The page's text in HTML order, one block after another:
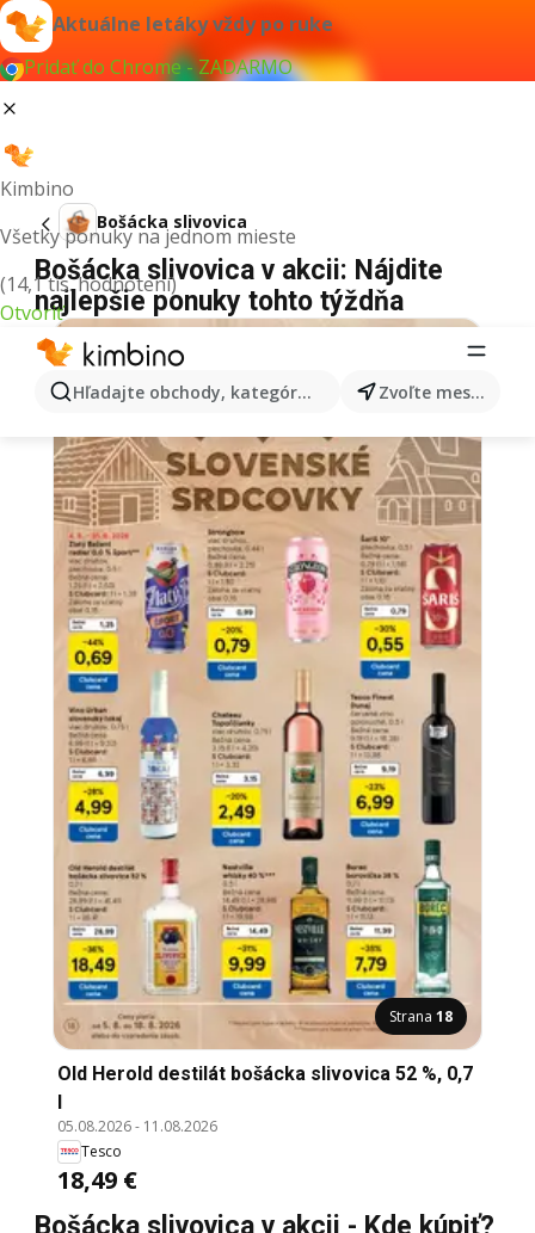
Aktuálne letáky vždy po ruke
Pridať do Chrome - ZADARMO
Kimbino
Všetky ponuky na jednom mieste
(14,1 tis. hodnotení)
Otvoriť
Hľadajte obchody, kategórie, produkty... Zvoľte mesto
Bošácka slivovica
Bošácka slivovica v akcii: Nájdite
najlepšie ponuky tohto týždňa
Strana 18
Old Herold destilát bošácka slivovica 52 %, 0,7
l
05.08.2026- 11.08.2026
Tesco
18,49 €
Bošácka slivovica v akcii - Kde kúpiť?